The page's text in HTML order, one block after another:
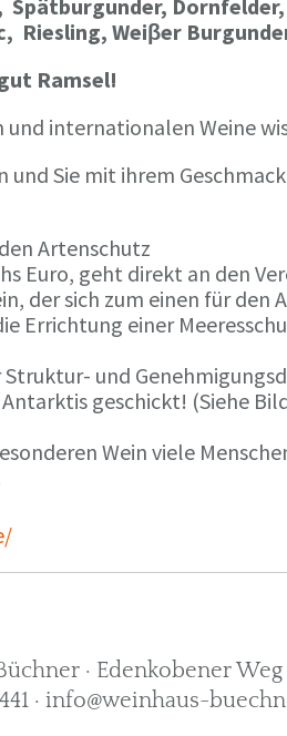
Spätburgunder,
Riesling, Weiβer
Ramsel!
internationalen Weine
und Sie mit ihrem
Artenschutz
Euro, geht direkt an den
der sich zum einen für den
Errichtung einer
und
geschickt! (Siehe
Wein viele
· Edenkobener
· info@weinhaus-